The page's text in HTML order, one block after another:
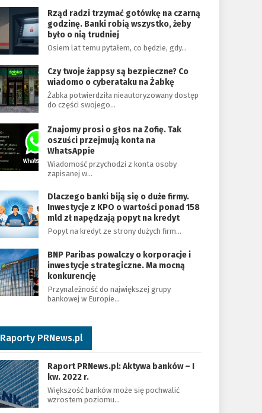
Rząd radzi trzymać gotówkę na czarną
godzinę. Banki robią wszystko, żeby
było o nią trudniej
Osiem lat temu pytałem, co będzie, gdy…
Czy twoje żappsy są bezpieczne? Co
wiadomo o cyberataku na Żabkę
Żabka potwierdziła nieautoryzowany dostęp
do części swojego…
Znajomy prosi o głos na Zofię. Tak
oszuści przejmują konta na
WhatsAppie
Wiadomość przychodzi z konta osoby
zapisanej w…
Dlaczego banki biją się o duże firmy.
Inwestycje z KPO o wartości ponad 158
mld zł napędzają popyt na kredyt
Popyt na kredyt ze strony dużych firm…
BNP Paribas powalczy o korporacje i
inwestycje strategiczne. Ma mocną
konkurencję
Przynależność do największej grupy
bankowej w Europie…
Raporty PRNews.pl
Raport PRNews.pl: Aktywa banków – I
kw. 2022 r.
Większość banków może się pochwalić
wzrostem poziomu…